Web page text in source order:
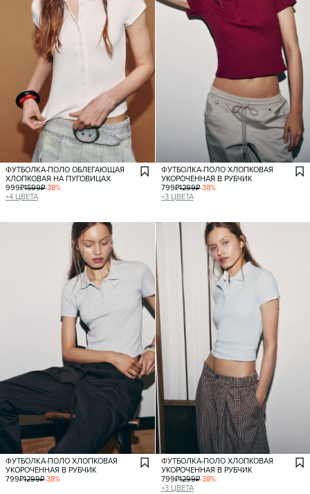
ФУТБОЛКА-ПОЛО ОБЛЕГАЮЩАЯ
ХЛОПКОВАЯ НА ПУГОВИЦАХ
999₽1599₽-38%
+4 ЦВЕТА
ФУТБОЛКА-ПОЛО ХЛОПКОВАЯ
УКОРОЧЕННАЯ В РУБЧИК
799₽1299₽-38%
+3 ЦВЕТА
ФУТБОЛКА-ПОЛО ХЛОПКОВАЯ
УКОРОЧЕННАЯ В РУБЧИК
799₽1299₽-38%
ФУТБОЛКА-ПОЛО ХЛОПКОВАЯ
УКОРОЧЕННАЯ В РУБЧИК
799₽1299₽-38%
+3 ЦВЕТА